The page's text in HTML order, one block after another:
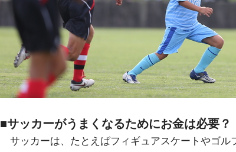
■サッカーがうまくなるためにお金は必要？
サッカーは、たとえばフィギュアスケートやゴル